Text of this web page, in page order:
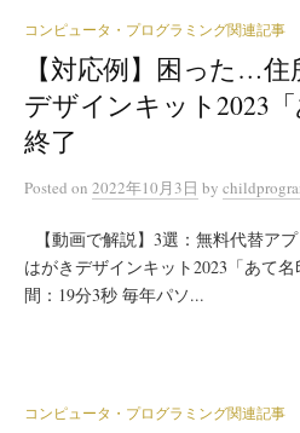
コンピュータ・プログラミング関連記事
【対応例】困った…
デザインキット2023「
終了
Posted on 2022年10月3日 by
【動画で解説】3選：無料代替ア
はがきデザインキット2023「あ
間：19分3秒 毎年パソ...
コンピュータ・プログラミング関連記事